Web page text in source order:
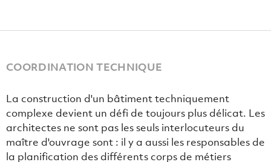
COORDINATION TECHNIQUE
La construction d'un bâtiment techniquement
complexe devient un défi de toujours plus délicat. Les
architectes ne sont pas les seuls interlocuteurs du
maître d'ouvrage sont : il y a aussi les responsables de
la planification des différents corps de métiers